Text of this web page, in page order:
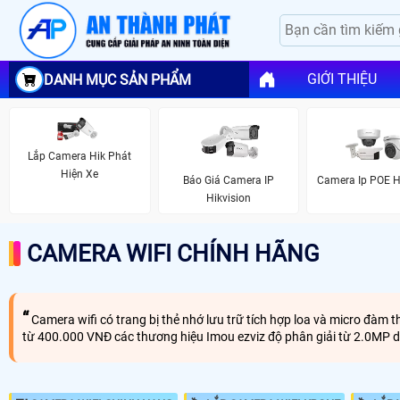
DANH MỤC SẢN PHẨM GIỚI THIỆU
Lắp Camera Hik Phát
Hiện Xe
Báo Giá Camera IP
Hikvision
Camera Ip POE
CAMERA WIFI CHÍNH HÃNG
Camera wifi có trang bị thẻ nhớ lưu trữ tích hợp loa và micro đàm
từ 400.000 VNĐ các thương hiệu Imou ezviz độ phân giải từ 2.0MP